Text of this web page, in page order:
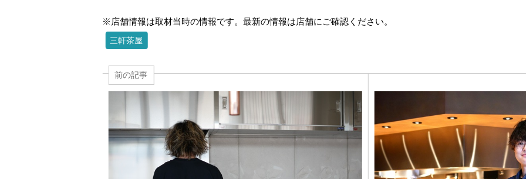
※店舗情報は取材当時の情報です。最新の情報は店舗にご確認ください。
三軒茶屋
前の記事